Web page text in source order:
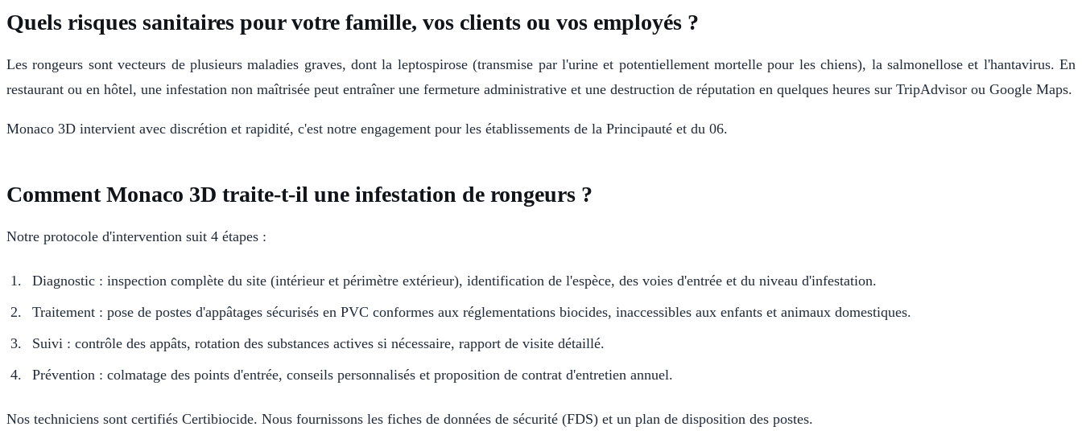
Quels risques sanitaires pour votre famille, vos clients ou vos employés ?
Les rongeurs sont vecteurs de plusieurs maladies graves, dont la leptospirose (transmise par l'urine et potentiellement mortelle pour les chiens), la salmonellose et l'hantavirus. En
restaurant ou en hôtel, une infestation non maîtrisée peut entraîner une fermeture administrative et une destruction de réputation en quelques heures sur TripAdvisor ou Google Maps.
Monaco 3D intervient avec discrétion et rapidité, c'est notre engagement pour les établissements de la Principauté et du 06.
Comment Monaco 3D traite-t-il une infestation de rongeurs ?
Notre protocole d'intervention suit 4 étapes :
Diagnostic : inspection complète du site (intérieur et périmètre extérieur), identification de l'espèce, des voies d'entrée et du niveau d'infestation.
Traitement : pose de postes d'appâtages sécurisés en PVC conformes aux réglementations biocides, inaccessibles aux enfants et animaux domestiques.
Suivi : contrôle des appâts, rotation des substances actives si nécessaire, rapport de visite détaillé.
Prévention : colmatage des points d'entrée, conseils personnalisés et proposition de contrat d'entretien annuel.
Nos techniciens sont certifiés Certibiocide. Nous fournissons les fiches de données de sécurité (FDS) et un plan de disposition des postes.